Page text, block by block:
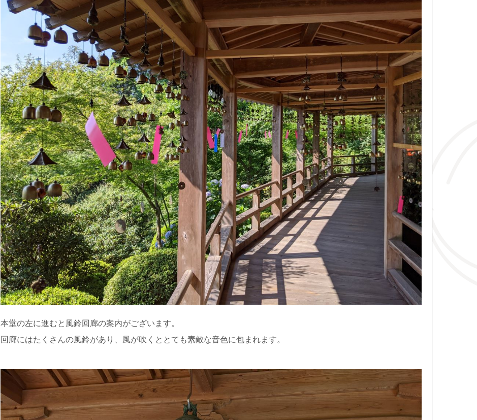
本堂の左に進むと風鈴回廊の案内がございます。
回廊にはたくさんの風鈴があり、風が吹くととても素敵な音色に包まれます。